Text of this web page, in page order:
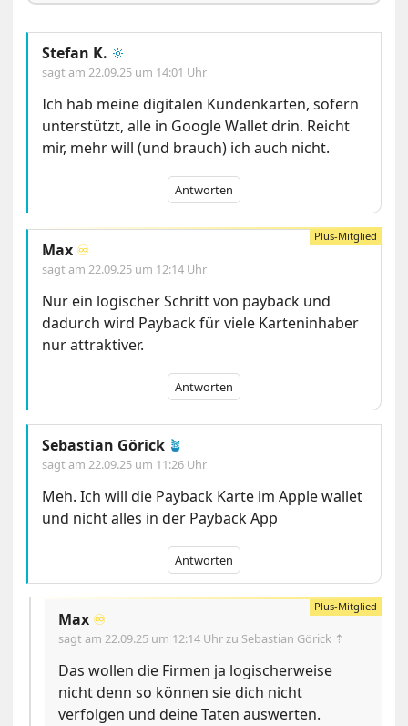
Stefan K. 🔆
sagt am22.09.25 um 14:01 Uhr
Ich hab meine digitalen Kundenkarten, sofern
unterstützt, alle in Google Wallet drin. Reicht
mir, mehr will (und brauch) ich auch nicht.
Antworten
Max ♾️
sagt am22.09.25 um 12:14 Uhr
Nur ein logischer Schritt von payback und
dadurch wird Payback für viele Karteninhaber
nur attraktiver.
Antworten
Sebastian Görick 🪴
sagt am22.09.25 um 11:26 Uhr
Meh. Ich will die Payback Karte im Apple wallet
und nicht alles in der Payback App
Antworten
Max ♾️
sagt am22.09.25 um 12:14 Uhrzu Sebastian Görick ⇡
Das wollen die Firmen ja logischerweise
nicht denn so können sie dich nicht
verfolgen und deine Taten auswerten.